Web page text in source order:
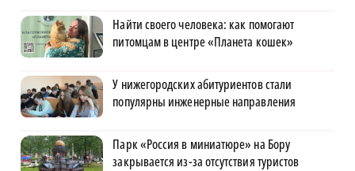
Найти своего человека: как помогают
питомцам в центре «Планета кошек»
У нижегородских абитуриентов стали
популярны инженерные направления
Парк «Россия в миниатюре» на Бору
закрывается из-за отсутствия туристов